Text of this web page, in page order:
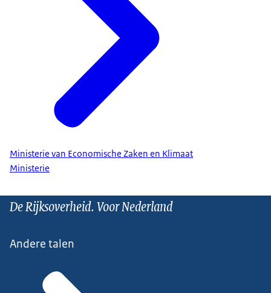
Ministerie van Economische Zaken en Klimaat
Ministerie
De Rijksoverheid. Voor Nederland
Andere talen